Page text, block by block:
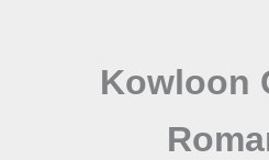
Kowloon